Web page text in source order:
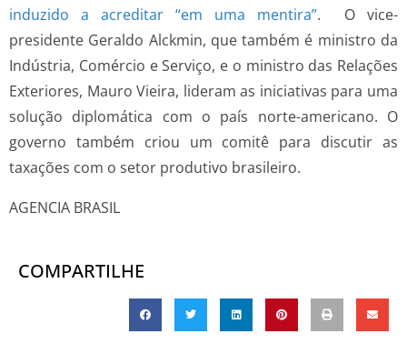
induzido a acreditar “em uma mentira”. O vice-
presidente Geraldo Alckmin, que também é ministro da
Indústria, Comércio e Serviço, e o ministro das Relações
Exteriores, Mauro Vieira, lideram as iniciativas para uma
solução diplomática com o país norte-americano. O
governo também criou um comitê para discutir as
taxações com o setor produtivo brasileiro.
AGENCIA BRASIL
COMPARTILHE